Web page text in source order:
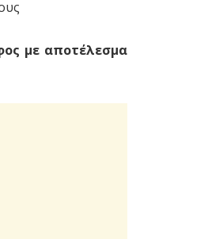
με αποτέλεσμα